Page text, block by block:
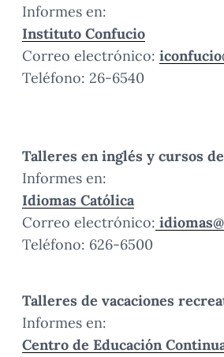
Informes en:
Instituto Confucio
Correo electrónico:
Teléfono: 26-6540
Talleres en inglés y cursos
Informes en:
Idiomas Católica
Correo electrónico:
Teléfono: 626-6500
Talleres de vacaciones
Informes en:
Centro de Educación